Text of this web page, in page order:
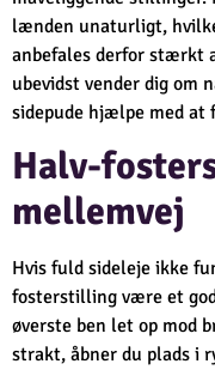
lænden unaturligt,
anbefales derfor stærkt
ubevidst vender dig om
sidepude hjælpe med at
Halv-
mellemvej
Hvis fuld sideleje ikke
fosterstilling være et
øverste ben let op mod
strakt, åbner du plads i